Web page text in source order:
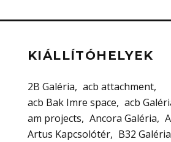
KIÁLLÍTÓHELYEK
2B Galéria
acb attachment
acb Bak Imre space
acb
am projects
Ancora Galéria
Artus Kapcsolótér
B32 Galéria